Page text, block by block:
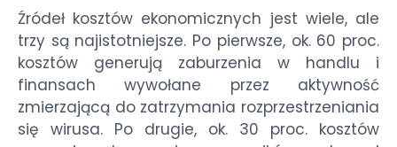
Źródeł kosztów ekonomicznych jest wiele, ale
trzy są najistotniejsze. Po pierwsze, ok. 60 proc.
kosztów generują zaburzenia w handlu i
finansach wywołane przez aktywność
zmierzającą do zatrzymania rozprzestrzeniania
się wirusa. Po drugie, ok. 30 proc. kosztów